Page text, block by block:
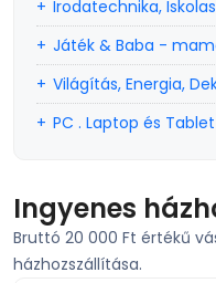
Irodatechnika,
Játék & Baba -
Világítás, Energia,
PC . Laptop és Tablet
Szerszám,
Telefon, Okos
Ingyenes
Bruttó 20 000 Ft értékű
házhozszállítása.